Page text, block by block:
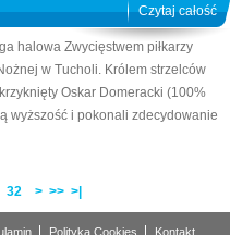
Czytaj całość
halowa Zwycięstwem piłkarzy
w Tucholi. Królem strzelców
Oskar Domeracki (100%
wyższość i pokonali zdecydowanie
32 > >> >|
Polityka Cookies Kontakt